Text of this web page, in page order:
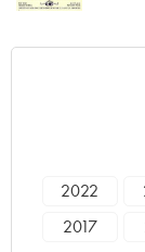
2022
2017